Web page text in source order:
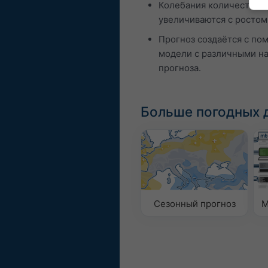
Колебания количества
увеличиваются с
Прогноз создаётся с
модели с различными
прогноза.
Больше погодных
Сезонный прогноз